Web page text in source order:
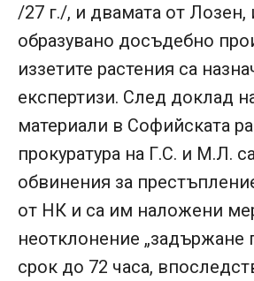
/27 г./, и двамата от Лозен,
образувано досъдебно
иззетите растения са
експертизи. След доклад
материали в Софийската
прокуратура на Г.С. и М.Л.
обвинения за
от НК и са им наложени
неотклонение „задържане
срок до 72 часа,